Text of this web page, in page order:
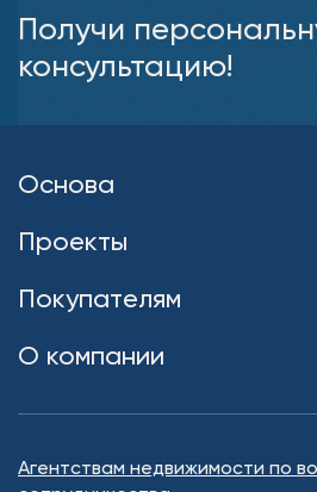
Получи
консультацию!
Основа
Проекты
Покупателям
О компании
Агентствам недвижимости по